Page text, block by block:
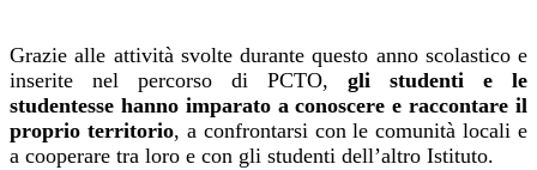
Grazie alle attività svolte durante questo anno scolastico e
inserite nel percorso di PCTO, gli studenti e le
studentesse hanno imparato a conoscere e raccontare il
proprio territorio, a confrontarsi con le comunità locali e
a cooperare tra loro e con gli studenti dell’altro Istituto.